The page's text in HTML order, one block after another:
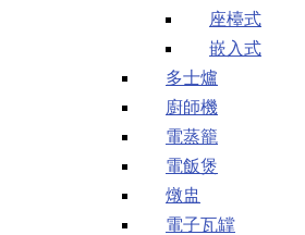
座檯式
嵌入式
多士爐
廚師機
電蒸籠
電飯煲
燉盅
電子瓦罉